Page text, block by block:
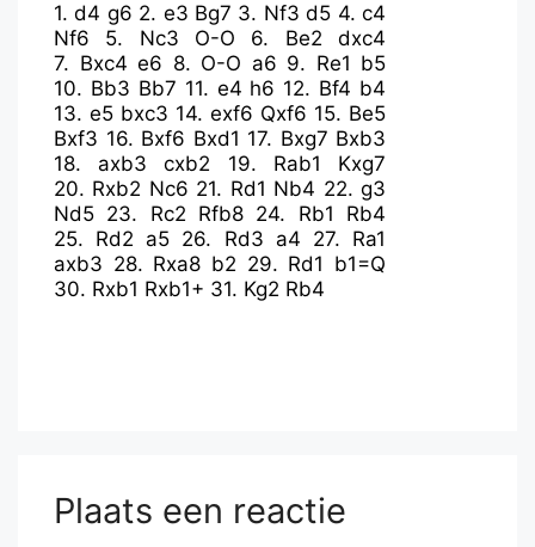
1.d4 g6 2. e3 Bg7 3. Nf3 d5 4.c4
Nf6
5. Nc3 O-O 6. Be2
dxc4
7. Bxc4 e6 8. O-O a6 9. Re1 b5
10. Bb3 Bb7 11. e4 h6 12. Bf4 b4
13. e5 bxc3 14. exf6 Qxf6 15. Be5
Bxf3 16. Bxf6 Bxd1 17. Bxg7 Bxb3
18. axb3 cxb2 19. Rab1
Kxg7
20. Rxb2 Nc6 21. Rd1 Nb4 22.g3
Nd5 23. Rc2 Rfb8 24. Rb1
Rb4
25. Rd2 a5 26. Rd3 a4 27. Ra1
axb3 28. Rxa8 b2 29. Rd1 b1=Q
30. Rxb1 Rxb1+ 31. Kg2 Rb4
Plaats een reactie